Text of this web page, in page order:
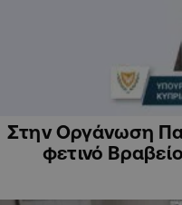
Στην Οργάνωση
φετινό